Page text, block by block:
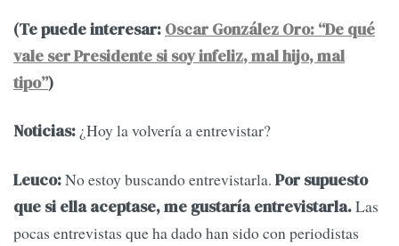
(Te puede interesar: Oscar González Oro: “De qué
vale ser Presidente si soy infeliz, mal hijo, mal
tipo”)
Noticias: ¿Hoy la volvería a entrevistar?
Leuco:No estoy buscando entrevistarla. Por supuesto
que si ella aceptase, me gustaría entrevistarla.Las
pocas entrevistas que ha dado han sido con periodistas